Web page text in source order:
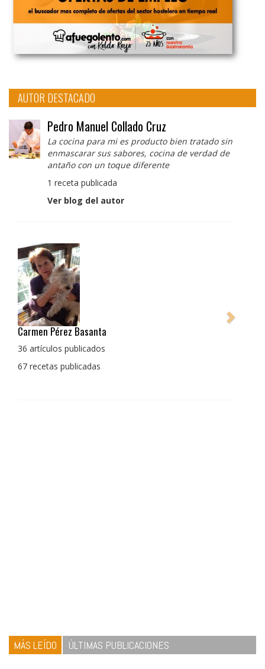
AUTOR DESTACADO
Pedro Manuel Collado Cruz
La cocina para mi es producto bien tratado sin
enmascarar sus sabores, cocina de verdad de
antaño con un toque diferente
1 receta publicada
Ver blog del autor
Pedro Manuel Collado Cruz
La cocina para mi es producto bien tratado sin
con un toque diferente